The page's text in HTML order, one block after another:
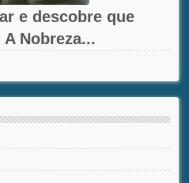
e descobre que
Nobreza...